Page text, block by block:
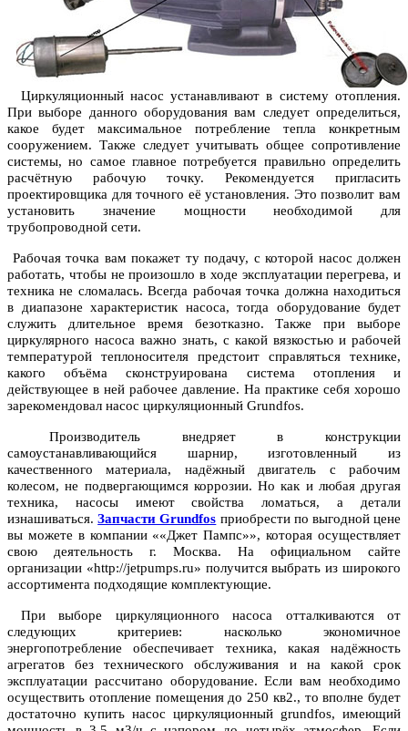
Циркуляционный насос устанавливают в систему отопления.
При выборе данного оборудования вам следует определиться,
какое будет максимальное потребление тепла конкретным
сооружением. Также следует учитывать общее сопротивление
системы, но самое главное потребуется правильно определить
расчётную рабочую точку. Рекомендуется пригласить
проектировщика для точного её установления. Это позволит вам
установить значение мощности необходимой для
трубопроводной сети.
Рабочая точка вам покажет ту подачу, с которой насос должен
работать, чтобы не произошло в ходе эксплуатации перегрева, и
техника не сломалась. Всегда рабочая точка должна находиться
в диапазоне характеристик насоса, тогда оборудование будет
служить длительное время безотказно. Также при выборе
циркулярного насоса важно знать, с какой вязкостью и рабочей
температурой теплоносителя предстоит справляться технике,
какого объёма сконструирована система отопления и
действующее в ней рабочее давление. На практике себя хорошо
зарекомендовал насос циркуляционный Grundfos.
Производитель внедряет в конструкции
самоустанавливающийся шарнир, изготовленный из
качественного материала, надёжный двигатель с рабочим
колесом, не подвергающимся коррозии. Но как и любая другая
техника, насосы имеют свойства ломаться, а детали
изнашиваться.Запчасти Grundfos приобрести по выгодной цене
вы можете в компании ««Джет Пампс»», которая осуществляет
свою деятельность г. Москва. На официальном сайте
организации «http://jetpumps.ru» получится выбрать из широкого
ассортимента подходящие комплектующие.
При выборе циркуляционного насоса отталкиваются от
следующих критериев: насколько экономичное
энергопотребление обеспечивает техника, какая надёжность
агрегатов без технического обслуживания и на какой срок
эксплуатации рассчитано оборудование. Если вам необходимо
осуществить отопление помещения до 250 кв2., то вполне будет
достаточно купить насос циркуляционный grundfos, имеющий